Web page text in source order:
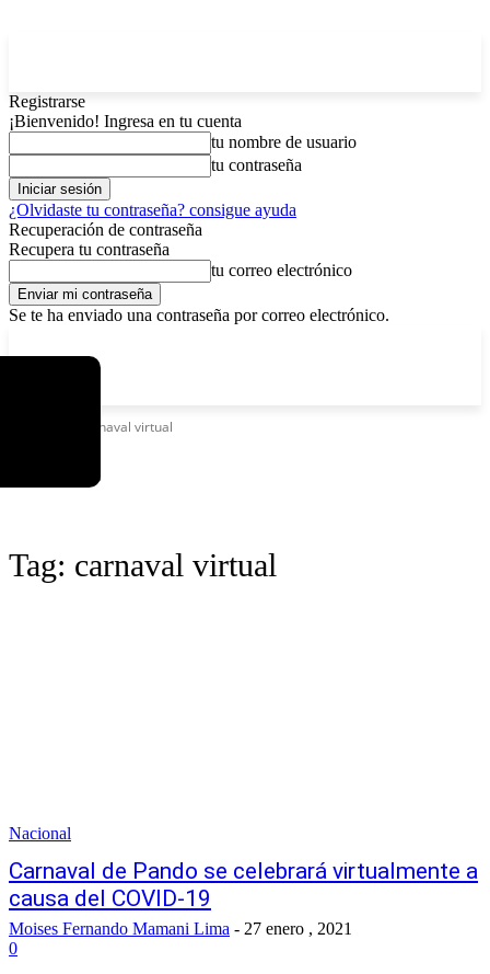
Registrarse
¡Bienvenido! Ingresa en tu cuenta
tu nombre de usuario
tu contraseña
¿Olvidaste tu contraseña? consigue ayuda
Recuperación de contraseña
Recupera tu contraseña
tu correo electrónico
Se te ha enviado una contraseña por correo electrónico.
Carnaval virtual
Tag: carnaval virtual
Nacional
Carnaval de Pando se celebrará virtualmente a
causa del COVID-19
Moises Fernando Mamani Lima - 27 enero , 2021
0